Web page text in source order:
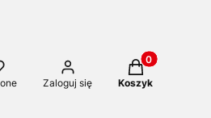
Zaloguj się
Produkty w
Koszyk